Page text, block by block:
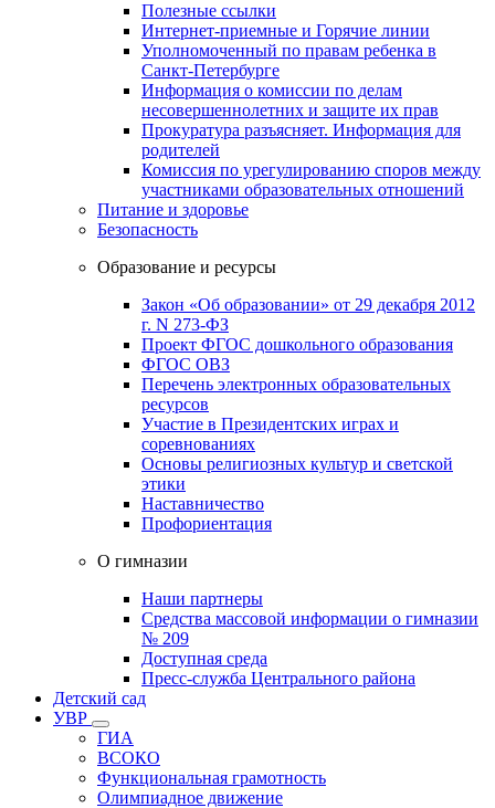
Полезные ссылки
Интернет-приемные и Горячие линии
Уполномоченный по правам ребенка в
Санкт-Петербурге
Информация о комиссии по делам
несовершеннолетних и защите их прав
Прокуратура разъясняет. Информация для
родителей
Комиссия по урегулированию споров между
участниками образовательных отношений
Питание и здоровье
Безопасность
Образование и ресурсы
Закон «Об образовании» от 29 декабря 2012
г. N 273-ФЗ
Проект ФГОС дошкольного образования
ФГОС ОВЗ
Перечень электронных образовательных
ресурсов
Участие в Президентских играх и
соревнованиях
Основы религиозных культур и светской
этики
Наставничество
Профориентация
О гимназии
Наши партнеры
Средства массовой информации о гимназии
№ 209
Доступная среда
Пресс-служба Центрального района
Детский сад
УВР
ГИА
ВСОКО
Функциональная грамотность
Олимпиадное движение